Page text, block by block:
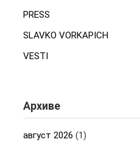
PRESS
SLAVKO VORKAPICH
VESTI
Архиве
август 2026 (1)